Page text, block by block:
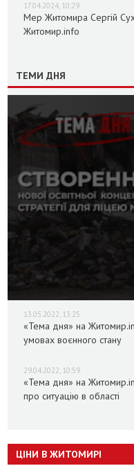
17.04.2024, 10:29
Мер Житомира Сергій
Житомир.info
ТЕМИ ДНЯ
13.05.2022, 13:25
«Тема дня» на
умовах воєнного стану
29.04.2022, 10:59
«Тема дня» на
про ситуацію в області
ЦІНИ В ЖИТОМИРІ